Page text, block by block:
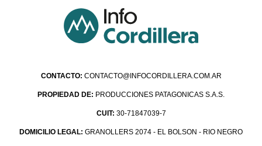
CONTACTO: CONTACTO@INFOCORDILLERA.COM.AR
PROPIEDAD DE: PRODUCCIONES PATAGONICAS S.A.S.
CUIT: 30-71847039-7
DOMICILIO LEGAL: GRANOLLERS 2074 - EL BOLSON - RIO NEGRO